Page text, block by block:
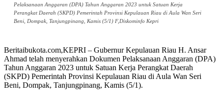
Pelaksanaan Anggaran (DPA) Tahun Anggaran 2023 untuk Satuan Kerja
Perangkat Daerah (SKPD) Pemerintah Provinsi Kepulauan Riau di Aula Wan Seri
Beni, Dompak, Tanjungpinang, Kamis (5/1) F,Diskominfo Kepri
Beritaibukota.com,KEPRI – Gubernur Kepulauan Riau H. Ansar
Ahmad telah menyerahkan Dokumen Pelaksanaan Anggaran (DPA)
Tahun Anggaran 2023 untuk Satuan Kerja Perangkat Daerah
(SKPD) Pemerintah Provinsi Kepulauan Riau di Aula Wan Seri
Beni, Dompak, Tanjungpinang, Kamis (5/1).